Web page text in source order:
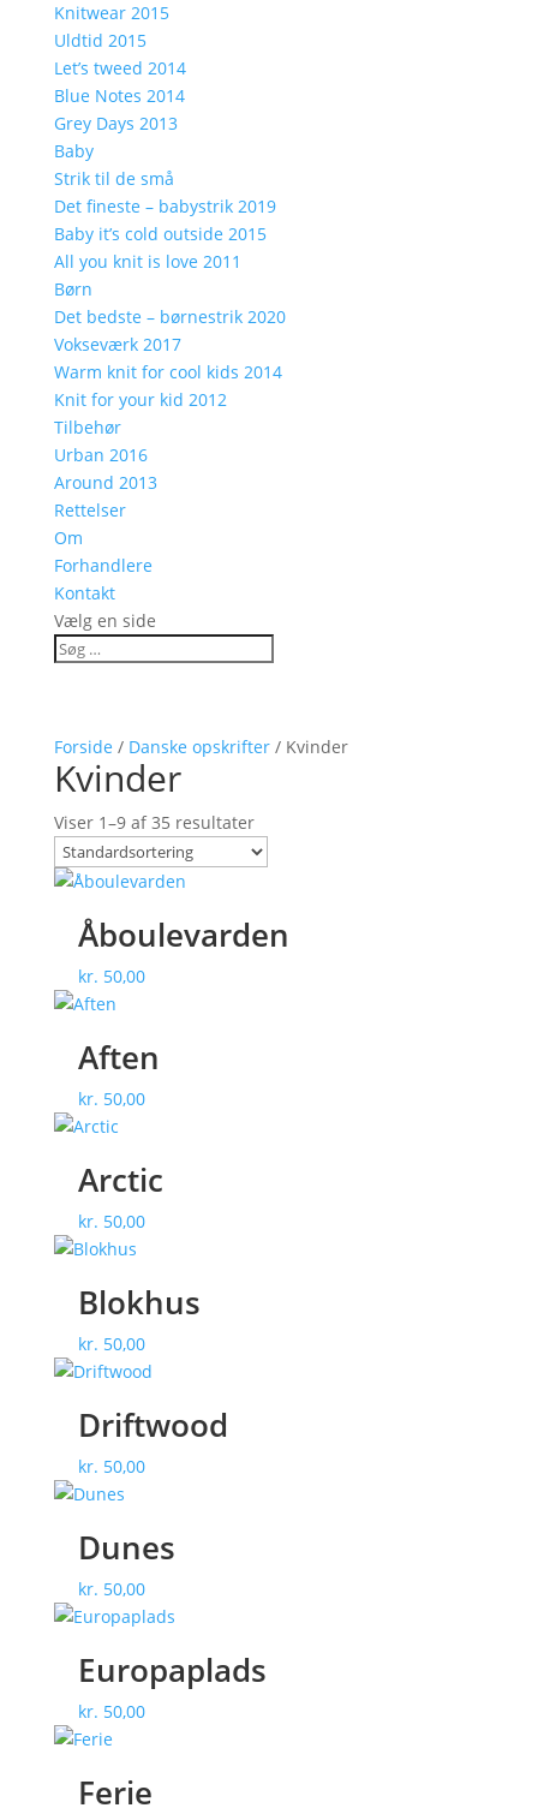
Knitwear 2015
Uldtid 2015
Let’s tweed 2014
Blue Notes 2014
Grey Days 2013
Baby
Strik til de små
Det fineste – babystrik 2019
Baby it’s cold outside 2015
All you knit is love 2011
Børn
Det bedste – børnestrik 2020
Vokseværk 2017
Warm knit for cool kids 2014
Knit for your kid 2012
Tilbehør
Urban 2016
Around 2013
Rettelser
Om
Forhandlere
Kontakt
Vælg en side
Forside / Danske opskrifter/ Kvinder
Kvinder
Viser 1–9 af 35 resultater
Åboulevarden
kr. 50,00
Aften
kr. 50,00
Arctic
kr. 50,00
Blokhus
kr. 50,00
Driftwood
kr. 50,00
Dunes
kr. 50,00
Europaplads
kr. 50,00
Ferie